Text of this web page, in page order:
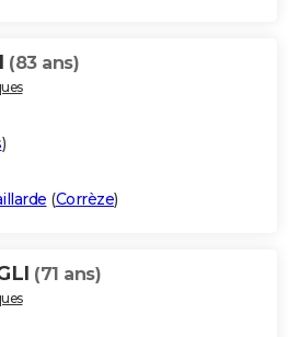
(83 ans)
)
(Corrèze)
(71 ans)